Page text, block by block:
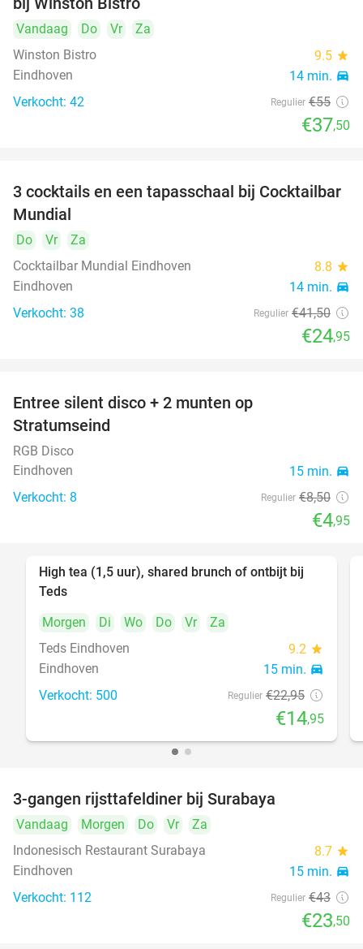
Vandaag Do Vr
Za
Winston Bistro
9.5 star
Eindhoven 14 min. directions_car
Verkocht: 42 Regulier €55
€37,50
40%
3 cocktails en een tapasschaal bij Cocktailbar
Mundial
Do Vr
Za
Cocktailbar Mundial Eindhoven
8.8 star
Eindhoven 14 min. directions_car
Verkocht: 38 Regulier €41,50
€24,95
Entree silent disco + 2 munten op
Stratumseind
RGB Disco
Eindhoven
15 min. directions_car
Verkocht: 8 Regulier €8,50
€4,95
35%
High tea (1,5 uur), shared brunch of ontbijt bij
Teds
Morgen
Di Wo Do Vr
Za
Teds Eindhoven
9.2 star
Eindhoven 15 min. directions_car
Verkocht: 500 Regulier €22,95
€14,95
3-gangen rijsttafeldiner bij Surabaya
Vandaag Morgen Do Vr
Za
Indonesisch Restaurant Surabaya
8.7 star
Eindhoven 15 min. directions_car
Verkocht: 112 Regulier €43
€23,50